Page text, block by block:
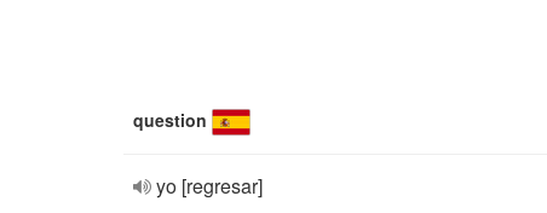
question
yo [regresar]